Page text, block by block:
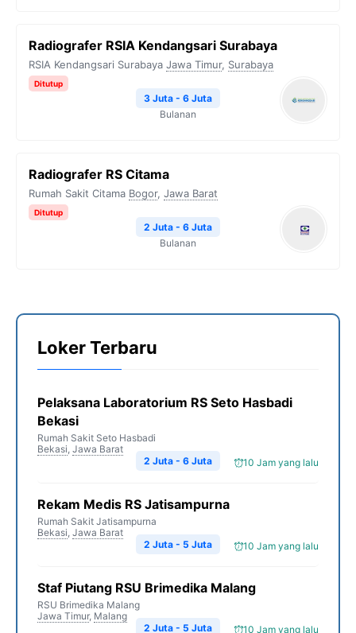
Radiografer RSIA Kendangsari Surabaya
RSIA Kendangsari Surabaya Jawa Timur, Surabaya
Ditutup
3 Juta - 6 Juta
Bulanan
Radiografer RS Citama
Rumah Sakit Citama Bogor, Jawa Barat
Ditutup
2 Juta - 6 Juta
Bulanan
Loker Terbaru
Pelaksana Laboratorium RS Seto Hasbadi
Bekasi
Rumah Sakit Seto Hasbadi
Bekasi, Jawa Barat
10 Jam yang lalu
2 Juta - 6 Juta
Rekam Medis RS Jatisampurna
Rumah Sakit Jatisampurna
Bekasi, Jawa Barat
10 Jam yang lalu
2 Juta - 5 Juta
Staf Piutang RSU Brimedika Malang
RSU Brimedika Malang
Jawa Timur, Malang
10 Jam yang lalu
2 Juta - 5 Juta